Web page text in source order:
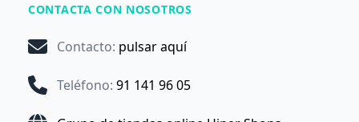
CONTACTA CON NOSOTROS
Contacto: pulsar aquí
Teléfono: 91 141 96 05